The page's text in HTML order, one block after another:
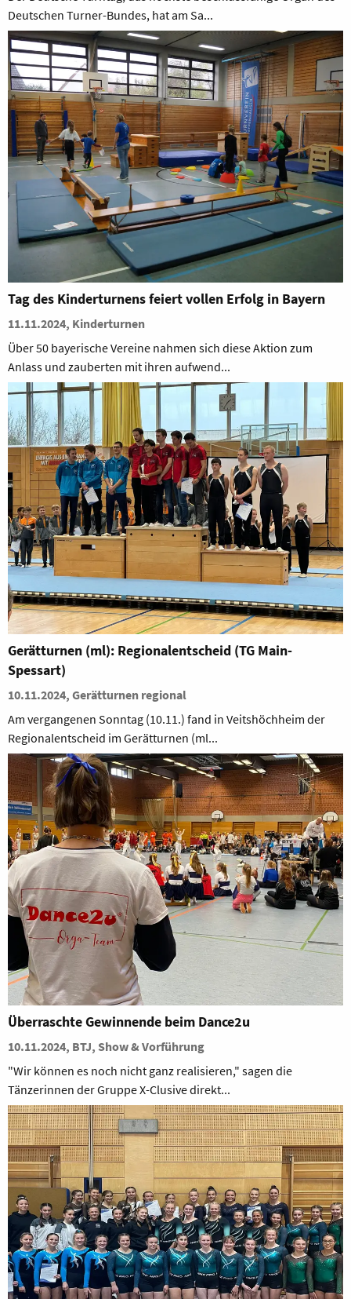
Deutschen Turner-Bundes, hat am Sa...
Tag des Kinderturnens feiert vollen Erfolg in Bayern
11.11.2024, Kinderturnen
Über 50 bayerische Vereine nahmen sich diese Aktion zum
Anlass und zauberten mit ihren aufwend...
Gerätturnen (ml): Regionalentscheid (TG Main-
Spessart)
10.11.2024, Gerätturnen regional
Am vergangenen Sonntag (10.11.) fand in Veitshöchheim der
Regionalentscheid im Gerätturnen (ml...
Überraschte Gewinnende beim Dance2u
10.11.2024, BTJ, Show & Vorführung
"Wir können es noch nicht ganz realisieren," sagen die
Tänzerinnen der Gruppe X-Clusive direkt...